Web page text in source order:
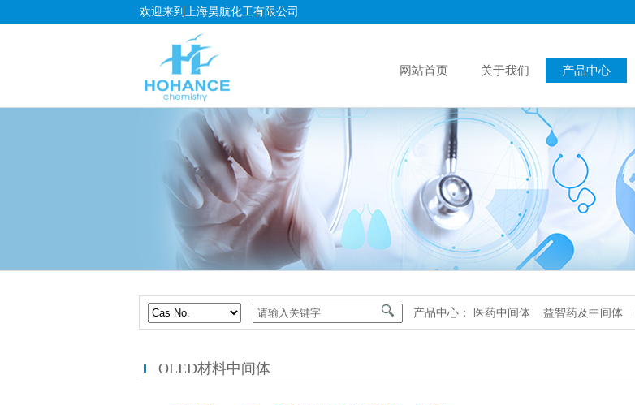
欢迎来到上海昊航化工有限公司
网站首页 关于我们 产品中心
产品中心： 医药中间体 益智药及中间体
OLED材料中间体